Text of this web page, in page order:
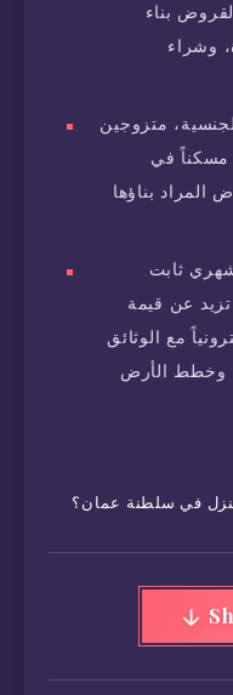
بناء
وشراء
متزوجين
مسكناً في
المراد بناؤها
ثابت
عن قيمة
مع الوثائق
وخطط الأرض
في سلطنة عمان؟